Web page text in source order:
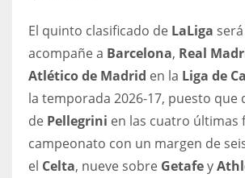
16
19
NYG
El quinto clasificado de LaLiga
acompañe a Barcelona, Real
Atlético de Madrid en la Liga de
la temporada 2026-17, puesto que
de Pellegrini en las cuatro últimas
campeonato con un margen de
el Celta, nueve sobre Getafey